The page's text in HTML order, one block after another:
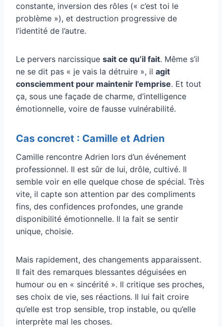
constante, inversion des rôles (« c’est toi le
problème »), et destruction progressive de
l’identité de l’autre.
Le pervers narcissique sait ce qu’il fait. Même s’il
ne se dit pas « je vais la détruire », il agit
consciemment pour maintenir l'emprise. Et tout
ça, sous une façade de charme, d’intelligence
émotionnelle, voire de fausse vulnérabilité.
Cas concret : Camille et Adrien
Camille rencontre Adrien lors d’un événement
professionnel. Il est sûr de lui, drôle, cultivé. Il
semble voir en elle quelque chose de spécial. Très
vite, il capte son attention par des compliments
fins, des confidences profondes, une grande
disponibilité émotionnelle. Il la fait se sentir
unique, choisie.
Mais rapidement, des changements apparaissent.
Il fait des remarques blessantes déguisées en
humour ou en « sincérité ». Il critique ses proches,
ses choix de vie, ses réactions. Il lui fait croire
qu’elle est trop sensible, trop instable, ou qu’elle
interprète mal les choses.